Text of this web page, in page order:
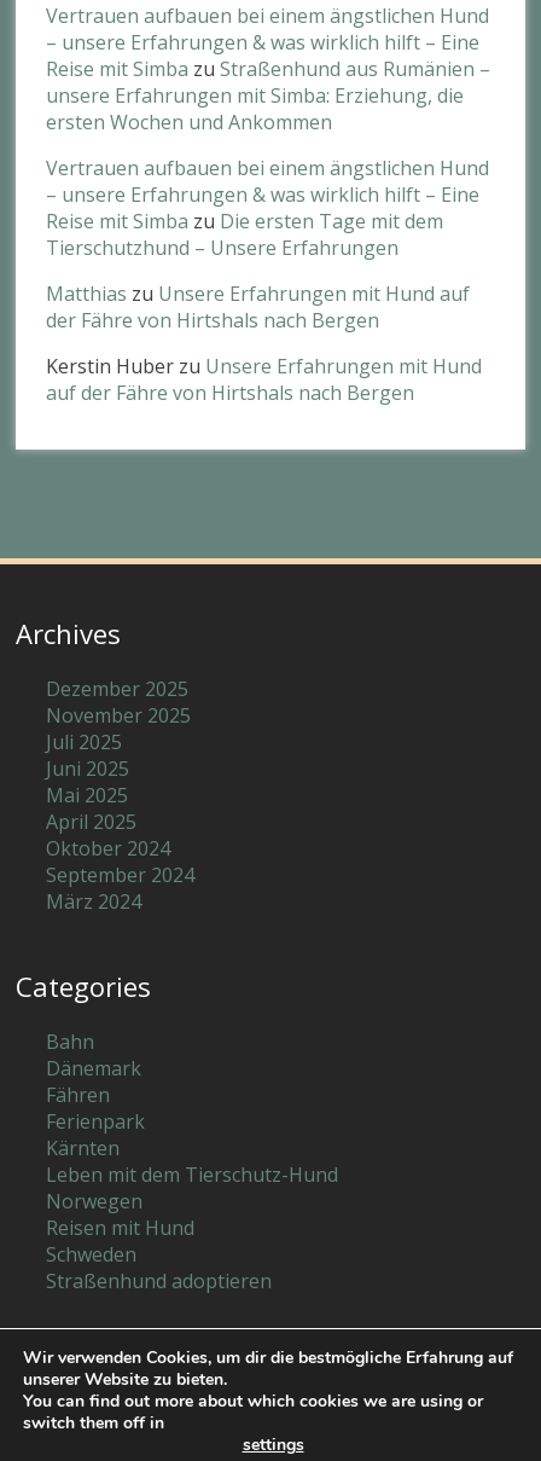
Vertrauen aufbauen bei einem ängstlichen Hund
– unsere Erfahrungen & was wirklich hilft – Eine
Reise mit Simba zuStraßenhund aus Rumänien –
unsere Erfahrungen mit Simba: Erziehung, die
ersten Wochen und Ankommen​
Vertrauen aufbauen bei einem ängstlichen Hund
– unsere Erfahrungen & was wirklich hilft – Eine
Reise mit Simba zu Die ersten Tage mit dem
Tierschutzhund – Unsere Erfahrungen
Matthias zu Unsere Erfahrungen mit Hund auf
der Fähre von Hirtshals nach Bergen
Kerstin Huber zu Unsere Erfahrungen mit Hund
auf der Fähre von Hirtshals nach Bergen
Archives
Dezember 2025
November 2025
Juli 2025
Juni 2025
Mai 2025
April 2025
Oktober 2024
September 2024
März 2024
Categories
Bahn
Dänemark
Fähren
Ferienpark
Kärnten
Leben mit dem Tierschutz-Hund
Norwegen
Reisen mit Hund
Schweden
Straßenhund adoptieren
Eine Reise mit Simba
© 2026
Wir verwenden Cookies, um dir die bestmögliche Erfahrung auf
unserer Website zu bieten.
You can find out more about which cookies we are using or
switch them off in
settings